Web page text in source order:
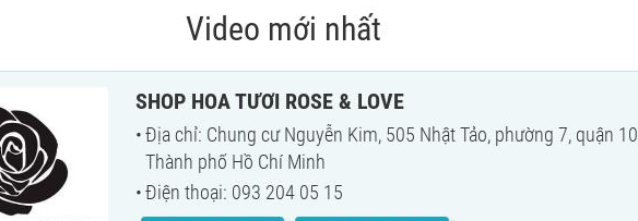
Video mới nhất
SHOP HOA TƯƠI ROSE & LOVE
Địa chỉ: Chung cư Nguyễn Kim, 505 Nhật Tảo, phường 7, quận 10
Thành phố Hồ Chí Minh
Điện thoại: 093 204 05 15